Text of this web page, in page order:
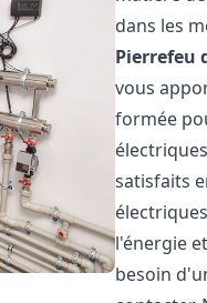
dans les
Pierrefeu
vous
formée
satisfaits
l'énergie
besoin